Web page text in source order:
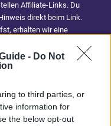
- Do Not
to third parties, or
information for
the below opt-out
Affiliate-Links. Du
direkt beim Link.
erhalten wir eine
weiterhin
Unterstützung.
News aus den